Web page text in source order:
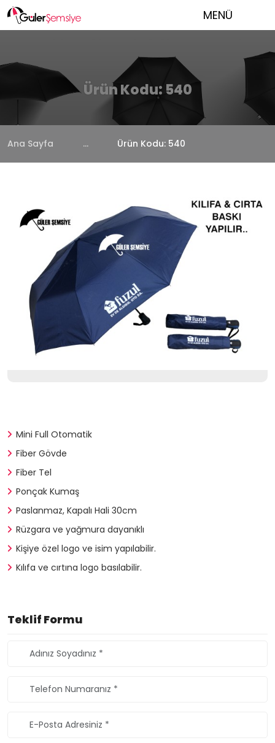
MENÜ
Ürün Kodu: 540
Ana Sayfa ... Ürün Kodu: 540
Mini Full Otomatik
Fiber Gövde
Fiber Tel
Ponçak Kumaş
Paslanmaz, Kapalı Hali 30cm
Rüzgara ve yağmura dayanıklı
Kişiye özel logo ve isim yapılabilir.
Kılıfa ve cırtına logo basılabilir.
Teklif Formu